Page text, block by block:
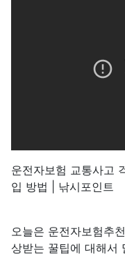
운전자보험 교통사고
입 방법 | 낚시포인트
오늘은 운전자보험추
상받는 꿀팁에 대해서